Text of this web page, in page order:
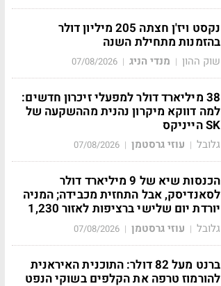
נקסט ויז'ן חצתה 205 מיליון דולר
בהזמנות מתחילת השנה
שוק ההון | מנדי הניג |
07/08/2026
38 מיליארד דולר למפעלי זיכרון חדשים:
למה דווקא מיקרון נהנית מההשקעה של
SK הייניקס
גלובל | עוזי גרסטמן |
07/08/2026
הכנסות שיא של 9 מיליארד דולר
לסאנדיסק, אבל התחזית מכבידה; המניה
יורדת יום שלישי ברציפות לאזור 1,230
גלובל | עוזי גרסטמן |
07/08/2026
ברנט מעל 82 דולר: התוכנית האיראנית
להורמוז טרפה את הקלפים בשוקי הנפט